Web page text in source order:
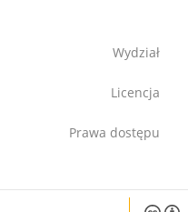
Wydział
Licencja
Prawa dostępu